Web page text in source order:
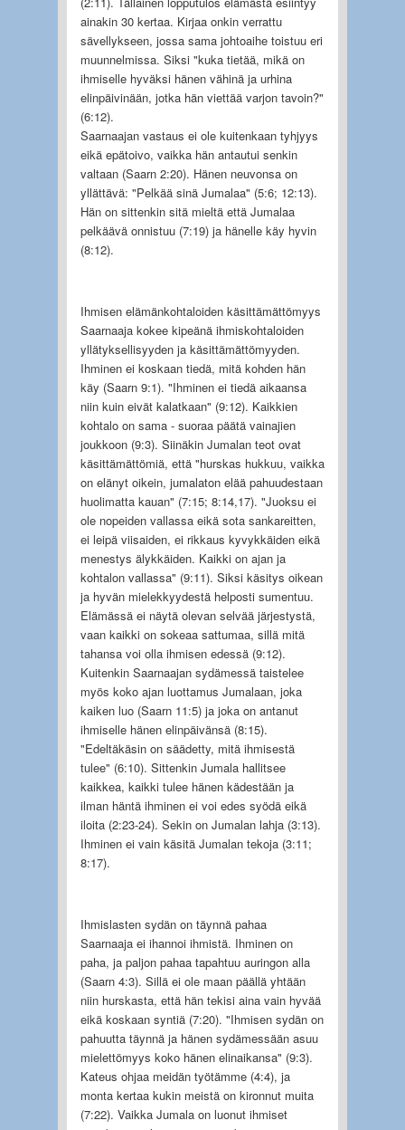
ainakin 30 kertaa. Kirjaa onkin verrattu
sävellykseen, jossa sama johtoaihe toistuu eri
muunnelmissa. Siksi "kuka tietää, mikä on
ihmiselle hyväksi hänen vähinä ja urhina
elinpäivinään, jotka hän viettää varjon tavoin?"
(6:12).
Saarnaajan vastaus ei ole kuitenkaan tyhjyys
eikä epätoivo, vaikka hän antautui senkin
valtaan (Saarn 2:20). Hänen neuvonsa on
yllättävä: "Pelkää sinä Jumalaa" (5:6; 12:13).
Hän on sittenkin sitä mieltä että Jumalaa
pelkäävä onnistuu (7:19) ja hänelle käy hyvin
(8:12).
Ihmisen elämänkohtaloiden käsittämättömyys
Saarnaaja kokee kipeänä ihmiskohtaloiden
yllätyksellisyyden ja käsittämättömyyden.
Ihminen ei koskaan tiedä, mitä kohden hän
käy (Saarn 9:1). "Ihminen ei tiedä aikaansa
niin kuin eivät kalatkaan" (9:12). Kaikkien
kohtalo on sama - suoraa päätä vainajien
joukkoon (9:3). Siinäkin Jumalan teot ovat
käsittämättömiä, että "hurskas hukkuu, vaikka
on elänyt oikein, jumalaton elää pahuudestaan
huolimatta kauan" (7:15; 8:14,17). "Juoksu ei
ole nopeiden vallassa eikä sota sankareitten,
ei leipä viisaiden, ei rikkaus kyvykkäiden eikä
menestys älykkäiden. Kaikki on ajan ja
kohtalon vallassa" (9:11). Siksi käsitys oikean
ja hyvän mielekkyydestä helposti sumentuu.
Elämässä ei näytä olevan selvää järjestystä,
vaan kaikki on sokeaa sattumaa, sillä mitä
tahansa voi olla ihmisen edessä (9:12).
Kuitenkin Saarnaajan sydämessä taistelee
myös koko ajan luottamus Jumalaan, joka
kaiken luo (Saarn 11:5) ja joka on antanut
ihmiselle hänen elinpäivänsä (8:15).
"Edeltäkäsin on säädetty, mitä ihmisestä
tulee" (6:10). Sittenkin Jumala hallitsee
kaikkea, kaikki tulee hänen kädestään ja
ilman häntä ihminen ei voi edes syödä eikä
iloita (2:23-24). Sekin on Jumalan lahja (3:13).
Ihminen ei vain käsitä Jumalan tekoja (3:11;
8:17).
Ihmislasten sydän on täynnä pahaa
Saarnaaja ei ihannoi ihmistä. Ihminen on
paha, ja paljon pahaa tapahtuu auringon alla
(Saarn 4:3). Sillä ei ole maan päällä yhtään
niin hurskasta, että hän tekisi aina vain hyvää
eikä koskaan syntiä (7:20). "Ihmisen sydän on
pahuutta täynnä ja hänen sydämessään asuu
mielettömyys koko hänen elinaikansa" (9:3).
Kateus ohjaa meidän työtämme (4:4), ja
monta kertaa kukin meistä on kironnut muita
(7:22). Vaikka Jumala on luonut ihmiset